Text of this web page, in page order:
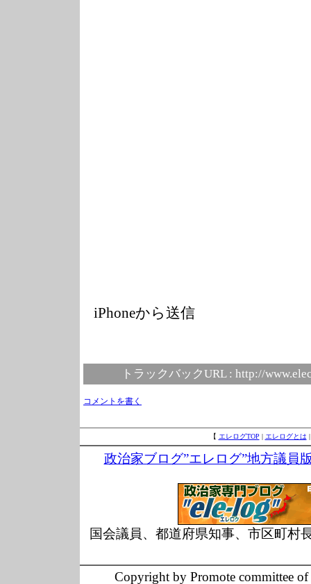
iPhoneから送信
トラックバックURL : http://
コメントを書く
【 エレログTOP エレログとは
政治家ブログ”エレログ”地方議員
国会議員、都道府県知事、市区町村
Copyright by Promote committee